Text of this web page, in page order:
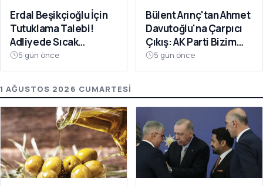
Erdal Beşikçioğlu İçin
Tutuklama Talebi!
Adliyede Sıcak
Dakikalar
5 gün önce
Bülent Arınç'tan Ahmet
Davutoğlu'na Çarpıcı
Çıkış: AK Parti Bizim
Evimiz
5 gün önce
1 AĞUSTOS 2026 CUMARTESI